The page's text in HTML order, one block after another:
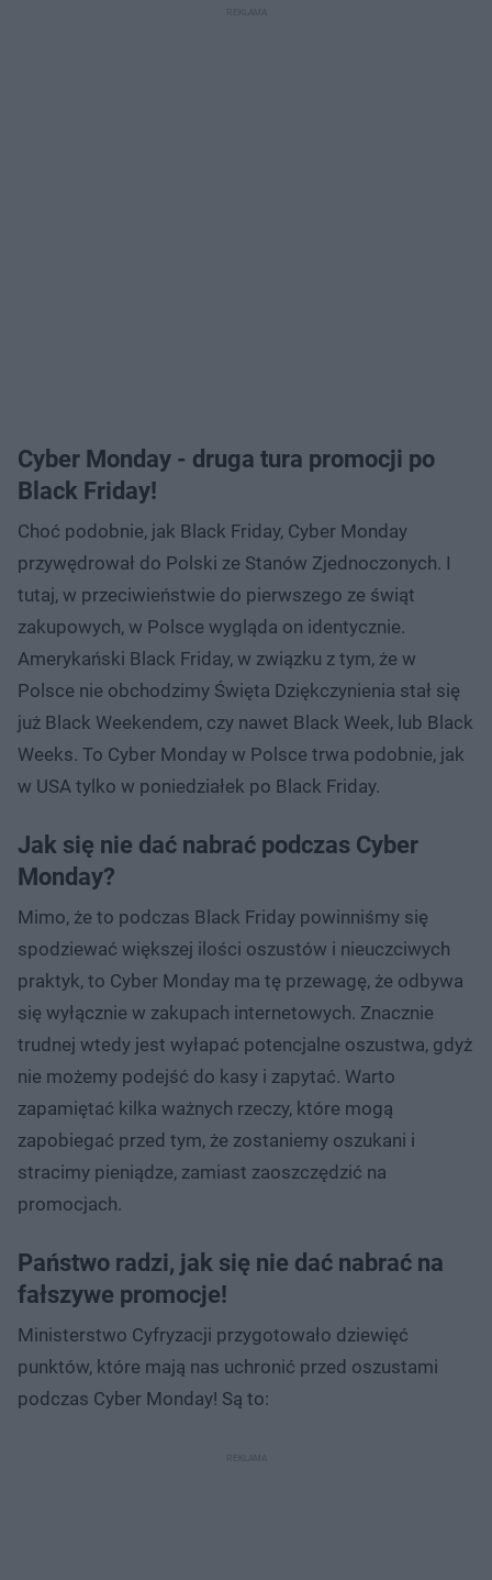
Cyber Monday - druga tura promocji po
Black Friday!
Choć podobnie, jak Black Friday, Cyber Monday
przywędrował do Polski ze Stanów Zjednoczonych. I
tutaj, w przeciwieństwie do pierwszego ze świąt
zakupowych, w Polsce wygląda on identycznie.
Amerykański Black Friday, w związku z tym, że w
Polsce nie obchodzimy Święta Dziękczynienia stał się
już Black Weekendem, czy nawet Black Week, lub Black
Weeks. To Cyber Monday w Polsce trwa podobnie, jak
w USA tylko w poniedziałek po Black Friday.
Jak się nie dać nabrać podczas Cyber
Monday?
Mimo, że to podczas Black Friday powinniśmy się
spodziewać większej ilości oszustów i nieuczciwych
praktyk, to Cyber Monday ma tę przewagę, że odbywa
się wyłącznie w zakupach internetowych. Znacznie
trudnej wtedy jest wyłapać potencjalne oszustwa, gdyż
nie możemy podejść do kasy i zapytać. Warto
zapamiętać kilka ważnych rzeczy, które mogą
zapobiegać przed tym, że zostaniemy oszukani i
stracimy pieniądze, zamiast zaoszczędzić na
promocjach.
Państwo radzi, jak się nie dać nabrać na
fałszywe promocje!
Ministerstwo Cyfryzacji przygotowało dziewięć
punktów, które mają nas uchronić przed oszustami
podczas Cyber Monday! Są to: